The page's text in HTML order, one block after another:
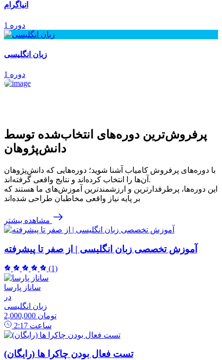
انیاگرام
1 دوره
زبان انگلیسی
1 دوره
پرفروش‌ترین‌ دوره‌های انتخاب‌شده توسط
دانش‌پژوهان
با دوره‌های پرفروش کامیاب آشنا شوید؛ دوره‌هایی که دانش‌پژوهان
آن‌ها را انتخاب کرده‌اند و نتایج واقعی گرفته‌اند.
این دوره‌ها، پرطرفدارترین و ارزشمندترین آموزش‌های ما هستند که
بر پایه نیاز واقعی مخاطبان طراحی شده‌اند
مشاهده بیشتر
آموزش تخصصی زبان انگلیسی | از صفر تا پیشرفته
(1)
ساناز پارسا
در
زبان انگلیسی
2,000,000 تومان
2:17 ساعت
تست فعال بودن چاکرا ها (رایگان)